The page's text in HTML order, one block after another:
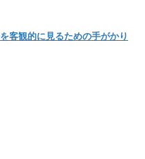
観的に見るための手がかり